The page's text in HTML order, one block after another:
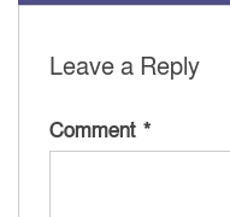
Leave a Reply
Comment *